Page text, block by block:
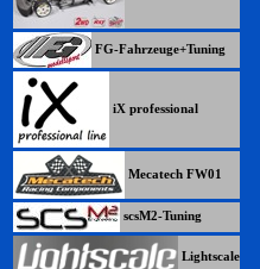
FG-Fahrzeuge+Tuning
iX professional
Mecatech FW01
scsM2-Tuning
Lightscale